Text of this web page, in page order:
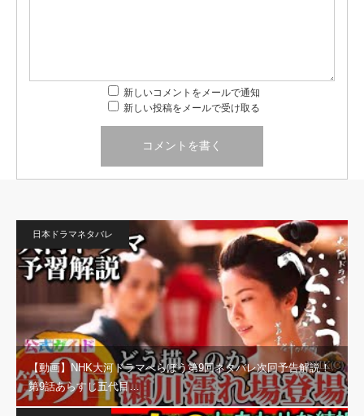
新しいコメントをメールで通知
新しい投稿をメールで受け取る
日本ドラマネタバレ
【動画】NHK大河ドラマべらぼう第9回ネタバレ次回予告解説！
第9話あらすじ五代目…